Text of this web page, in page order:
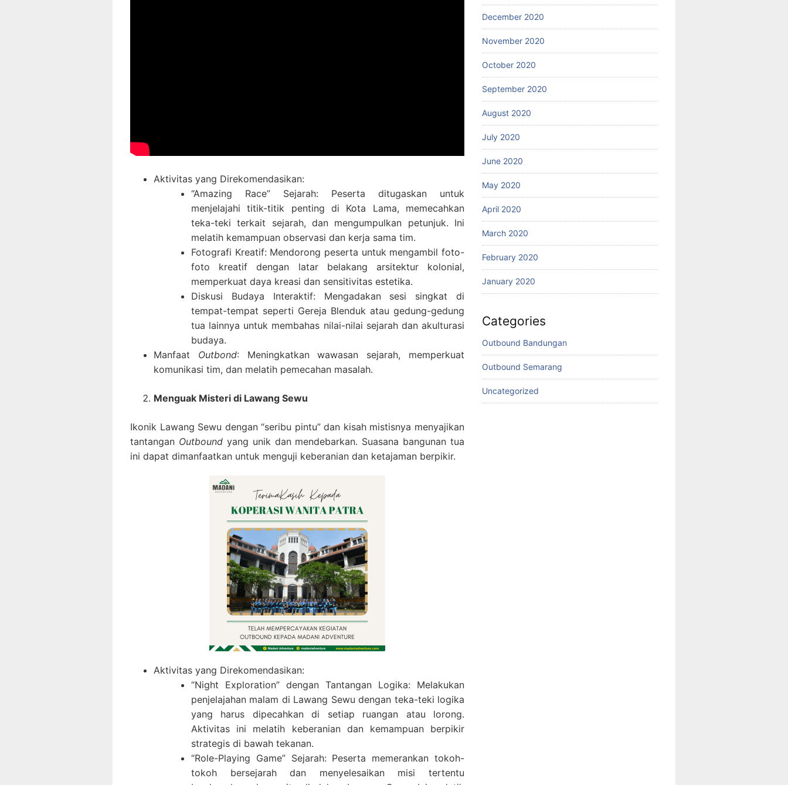
Aktivitas yang Direkomendasikan:
“Amazing Race” Sejarah: Peserta ditugaskan untuk
menjelajahi titik-titik penting di Kota Lama, memecahkan
teka-teki terkait sejarah, dan mengumpulkan petunjuk. Ini
melatih kemampuan observasi dan kerja sama tim.
Fotografi Kreatif: Mendorong peserta untuk mengambil foto-
foto kreatif dengan latar belakang arsitektur kolonial,
memperkuat daya kreasi dan sensitivitas estetika.
Diskusi Budaya Interaktif: Mengadakan sesi singkat di
tempat-tempat seperti Gereja Blenduk atau gedung-gedung
tua lainnya untuk membahas nilai-nilai sejarah dan akulturasi
budaya.
Manfaat Outbond: Meningkatkan wawasan sejarah, memperkuat
komunikasi tim, dan melatih pemecahan masalah.
Menguak Misteri di Lawang Sewu
Ikonik Lawang Sewu dengan “seribu pintu” dan kisah mistisnya menyajikan
tantangan Outboundyang unik dan mendebarkan. Suasana bangunan tua
ini dapat dimanfaatkan untuk menguji keberanian dan ketajaman berpikir.
Aktivitas yang Direkomendasikan:
“Night Exploration” dengan Tantangan Logika: Melakukan
penjelajahan malam di Lawang Sewu dengan teka-teki logika
yang harus dipecahkan di setiap ruangan atau lorong.
Aktivitas ini melatih keberanian dan kemampuan berpikir
strategis di bawah tekanan.
“Role-Playing Game” Sejarah: Peserta memerankan tokoh-
tokoh bersejarah dan menyelesaikan misi tertentu
December 2020
November 2020
October 2020
September 2020
August 2020
July 2020
June 2020
May 2020
April 2020
March 2020
February 2020
January 2020
Categories
Outbound Bandungan
Outbound Semarang
Uncategorized